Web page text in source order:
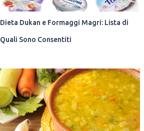
Dieta Dukan e Formaggi Magri: Lista di
Quali Sono Consentiti